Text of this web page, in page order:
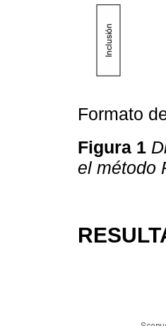
Formato
Figura 1
el método